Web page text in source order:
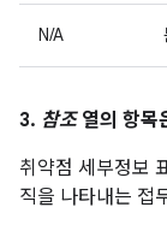
N/A
3. 참조열의 항목
취약점 세부정보
직을 나타내는 접